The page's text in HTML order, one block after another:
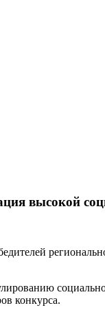
высокой
конкурса.